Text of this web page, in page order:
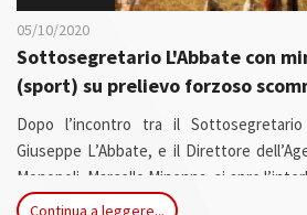
05/10/2020
Sottosegretario L'Abbate con
(sport) su prelievo forzoso
Dopo l’incontro tra il
Giuseppe L’Abbate, e il Direttore
Monopoli, Marcello Minenna, si apre
per le Politiche Giovanili e lo Sport per
Continua a leggere...